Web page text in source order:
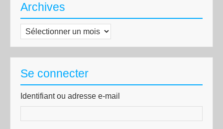
Archives
Archives
Se connecter
Identifiant ou adresse e-mail